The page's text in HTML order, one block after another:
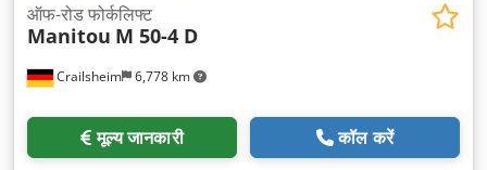
Crailsheim 6,778 km
ऑफ-रोड फोर्कलिफ्ट
Manitou M 50-4 D
मूल्य जानकारी कॉल करें